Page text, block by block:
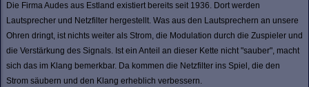
Die Firma Audes aus Estland existiert bereits seit 1936. Dort werden
Lautsprecher und Netzfilter hergestellt. Was aus den Lautsprechern an unsere
Ohren dringt, ist nichts weiter als Strom, die Modulation durch die Zuspieler und
die Verstärkung des Signals. Ist ein Anteil an dieser Kette nicht "sauber", macht
sich das im Klang bemerkbar. Da kommen die Netzfilter ins Spiel, die den
Strom säubern und den Klang erheblich verbessern.